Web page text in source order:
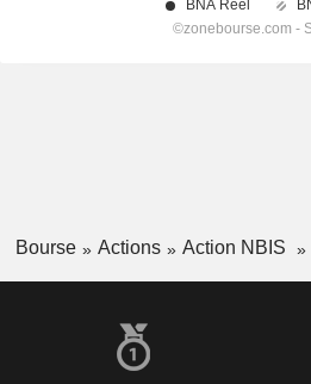
Bourse Actions Action NBIS